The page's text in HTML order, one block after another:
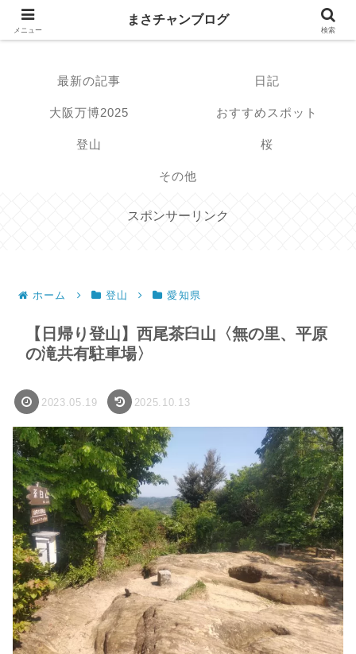
まさチャンブログ
最新の記事 日記
大阪万博2025 おすすめスポット
登山 桜
その他
スポンサーリンク
ホーム 登山 愛知県
【日帰り登山】西尾茶臼山〈無の里、平原
の滝共有駐車場〉
2023.05.19 2025.10.13
メニュー
まさチャンブログ
検索